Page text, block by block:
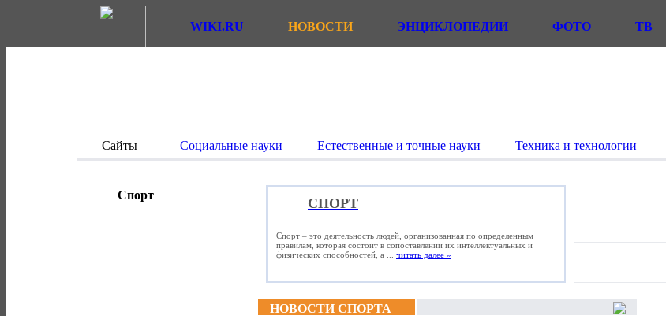
WIKI.RU НОВОСТИ ЭНЦИКЛОПЕДИИ ФОТО ТВ
Сайты Социальные науки Естественные и точные науки Техника и технологии
Спорт
СПОРТ
Спорт – это деятельность людей, организованная по определенным
правилам, которая состоит в сопоставлении их интеллектуальных и
физических способностей, а ... читать далее »
НОВОСТИ СПОРТА